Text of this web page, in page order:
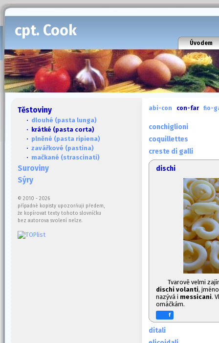
cpt. Cook
Úvodem
Těstoviny
· dlouhé (pasta lunga)
· krátké (pasta corta)
· plněné (pasta ripiena)
· zavářkové (pastina)
· mačkané (strascinati)
Suroviny
Sýry
© 2010 - 2026
případné kopisty upozorňuji předem,
že kopírovat texty tohoto slovníčku
bez autorova svolení nelze.
abi-con con-far fio-
conchiglioni
coquillettes
creste di galli
dischi
Tvarově velmi
dischi volanti,
nazývá i messicani.
omáčkám.
f
ditali